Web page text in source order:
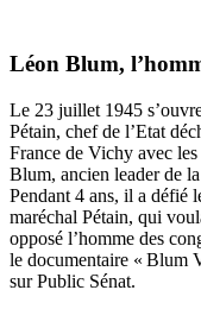
Léon Blum,
Le 23 juillet 1945
Pétain, chef de l’Etat
France de Vichy avec
Blum, ancien leader de
Pendant 4 ans, il a défié
maréchal Pétain, qui
opposé l’homme des
le documentaire « Blum
sur Public Sénat.